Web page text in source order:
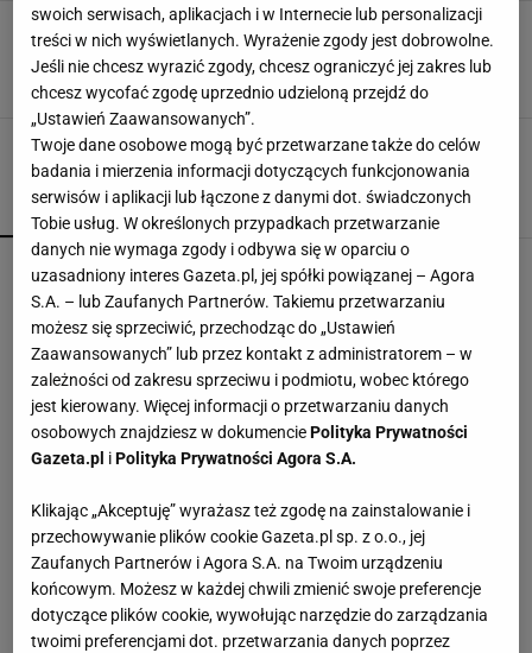
Siłownia i SPA w domu. Najlepsze sprzęty do
ćwiczeń i relaksu - co wybrać? Polecamy
ARANŻACJE WNĘTRZ DESIGN SMART HOME TRENING
POPULARNE NAJNOWSZE
Kompaktowa bieżnia do małego mieszkania.
Ten sprzęt mieści się pod łóżko
Vintage gramofony wracają do łask. Polacy na
nowo pokochali vinyle
Wróciła do prowadzenia samochodu po 12-
przełamać strach
MATERIAŁ PROMOCYJNY
Te dywany są porządne jak za dawnych lato.
Piękne wzory, a ceny? Nawet mniej niż 50 zł
swoich serwisach, aplikacjach i w Internecie lub personalizacji
treści w nich wyświetlanych. Wyrażenie zgody jest dobrowolne.
Jeśli nie chcesz wyrazić zgody, chcesz ograniczyć jej zakres lub
chcesz wycofać zgodę uprzednio udzieloną przejdź do
„Ustawień Zaawansowanych”.
Twoje dane osobowe mogą być przetwarzane także do celów
badania i mierzenia informacji dotyczących funkcjonowania
serwisów i aplikacji lub łączone z danymi dot. świadczonych
Tobie usług. W określonych przypadkach przetwarzanie
danych nie wymaga zgody i odbywa się w oparciu o
uzasadniony interes Gazeta.pl, jej spółki powiązanej – Agora
S.A. – lub Zaufanych Partnerów. Takiemu przetwarzaniu
możesz się sprzeciwić, przechodząc do „Ustawień
Zaawansowanych” lub przez kontakt z administratorem – w
zależności od zakresu sprzeciwu i podmiotu, wobec którego
jest kierowany. Więcej informacji o przetwarzaniu danych
osobowych znajdziesz w dokumenciePolityka Prywatności
Gazeta.pl iPolityka Prywatności Agora S.A.
Klikając „Akceptuję” wyrażasz też zgodę na zainstalowanie i
przechowywanie plików cookie Gazeta.pl sp. z o.o., jej
Zaufanych Partnerów i Agora S.A. na Twoim urządzeniu
końcowym. Możesz w każdej chwili zmienić swoje preferencje
dotyczące plików cookie, wywołując narzędzie do zarządzania
twoimi preferencjami dot. przetwarzania danych poprzez